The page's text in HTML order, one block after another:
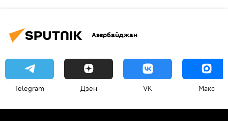
Азербайджан
Telegram Дзен VK Макс